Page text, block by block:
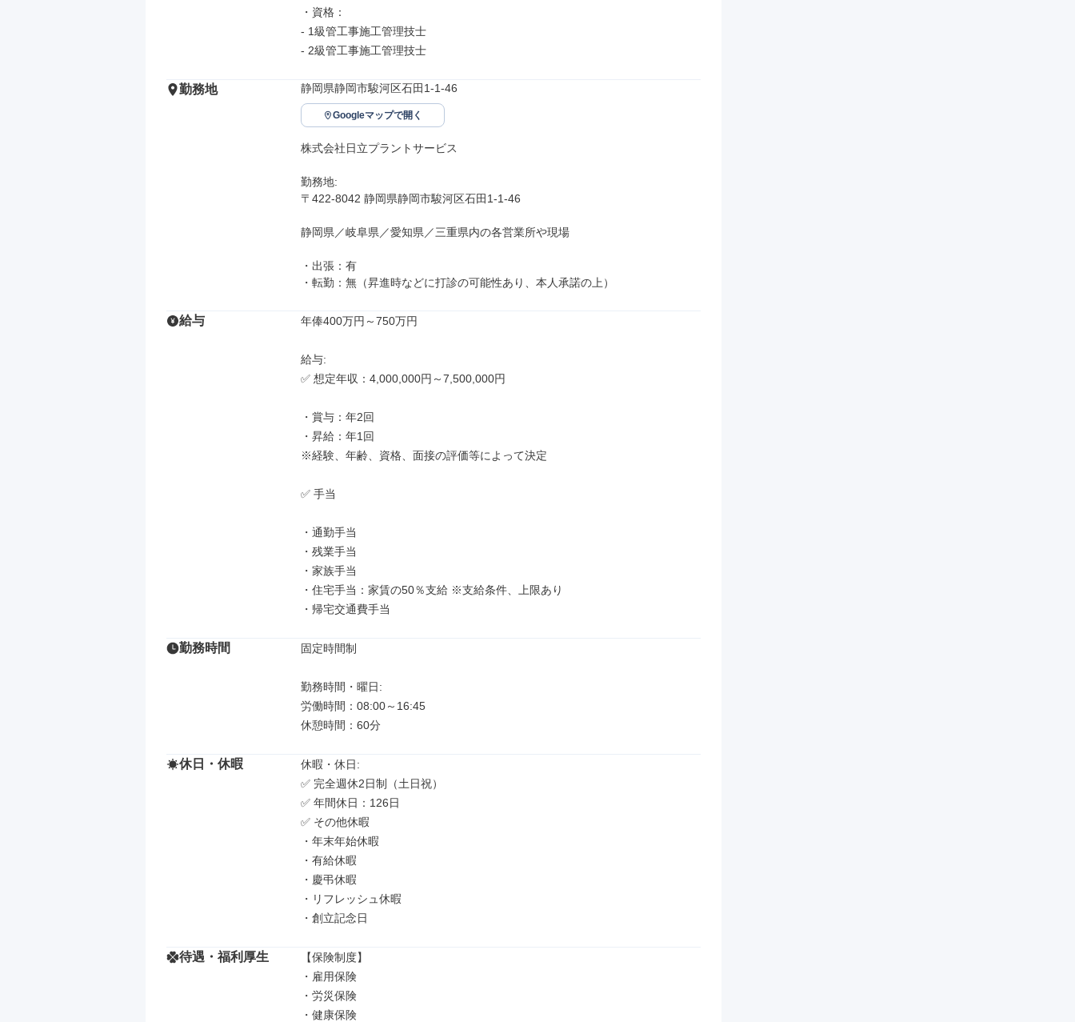
・資格：
- 1級管工事施工管理技士
- 2級管工事施工管理技士
勤務地 静岡県静岡市駿河区石田1-1-46
Googleマップで開く
株式会社日立プラントサービス
勤務地:
〒422-8042 静岡県静岡市駿河区石田1-1-46
静岡県／岐阜県／愛知県／三重県内の各営業所や現場
・出張：有
・転勤：無（昇進時などに打診の可能性あり、本人承諾の上）
給与 年俸400万円～750万円
給与:
✅ 想定年収：4,000,000円～7,500,000円
・賞与：年2回
・昇給：年1回
※経験、年齢、資格、面接の評価等によって決定
✅ 手当
・通勤手当
・残業手当
・家族手当
・住宅手当：家賃の50％支給 ※支給条件、上限あり
・帰宅交通費手当
勤務時間 固定時間制
勤務時間・曜日:
労働時間：08:00～16:45
休憩時間：60分
休日・休暇
休暇・休日:
✅ 完全週休2日制（土日祝）
✅ 年間休日：126日
✅ その他休暇
・年末年始休暇
・有給休暇
・慶弔休暇
・リフレッシュ休暇
・創立記念日
待遇・福利厚生
【保険制度】
・雇用保険
・労災保険
・健康保険